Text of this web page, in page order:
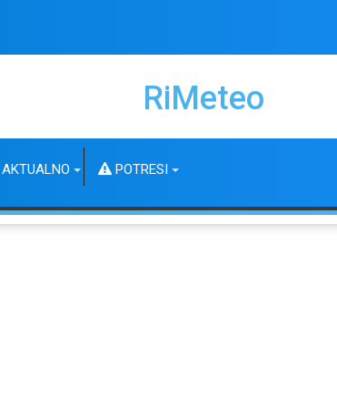
RiMeteo
AKTUALNO POTRESI